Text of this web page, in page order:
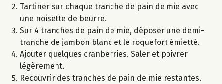
Tartiner sur chaque tranche de pain de mie avec
une noisette de beurre.
Sur 4 tranches de pain de mie, déposer une demi-
tranche de jambon blanc et le roquefort émietté.
Ajouter quelques cranberries. Saler et poivrer
légèrement.
Recouvrir des tranches de pain de mie restantes.